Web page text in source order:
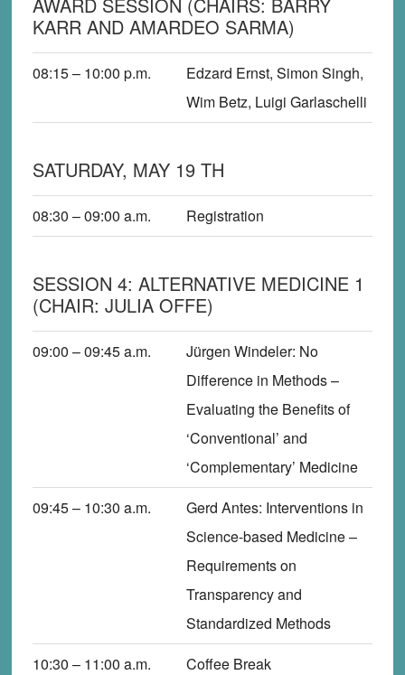
KARR AND AMARDEO SARMA)
08:15 – 10:00 p.m.
Edzard Ernst, Simon Singh,
Wim Betz, Luigi Garlaschelli
SATURDAY, MAY 19 TH
08:30 – 09:00 a.m. Registration
SESSION 4: ALTERNATIVE MEDICINE 1
(CHAIR: JULIA OFFE)
09:00 – 09:45a.m. Jürgen Windeler: No
Difference in Methods –
Evaluating the Benefits of
‘Conventional’ and
‘Complementary’ Medicine
09:45 – 10:30 a.m. Gerd Antes: Interventions in
Science-based Medicine –
Requirements on
Transparency and
Standardized Methods
10:30 – 11:00 a.m. Coffee Break